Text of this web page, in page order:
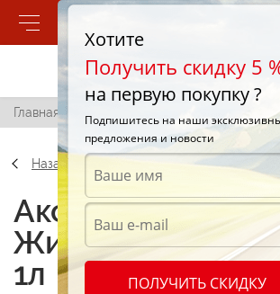
Позвонить
Главная / Oilright Жидкость амортизатор.
Назад
Аксессуары
Жидкость
1л
Хотите
Получить скидку 5
на первую покупку ?
Подпишитесь на наши
предложения и новости
ПОЛУЧИТЬ СКИДКУ